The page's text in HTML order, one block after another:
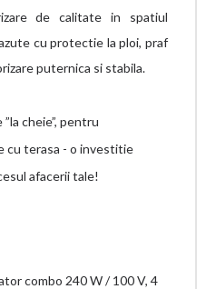
de calitate in spatiul
cu protectie la ploi, praf
puternica si stabila.
cheie”, pentru
cu terasa - o investitie
afacerii tale!
combo 240 W / 100 V, 4